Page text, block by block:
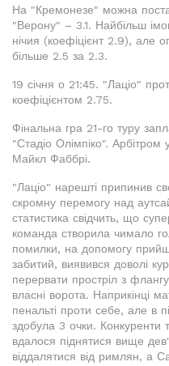
На "Кремонезе" можна
"Верону" – 3.1. Найбільш
нічия (коефіцієнт 2.9), але
більше 2.5 за 2.3.
19 січня о 21:45. "Лаціо"
коефіцієнтом 2.75.
Фінальна гра 21-го туру
"Стадіо Олімпіко".
Майкл Фаббрі.
"Лаціо" нарешті припинив
скромну перемогу над
статистика свідчить, що
команда створила чимало
помилки, на допомогу
забитий, виявився доволі
перервати простріл з
власні ворота. Наприкінці
пенальті проти себе, але в
здобула 3 очки. Конкуренти
вдалося піднятися вище
віддалятися від римлян, а